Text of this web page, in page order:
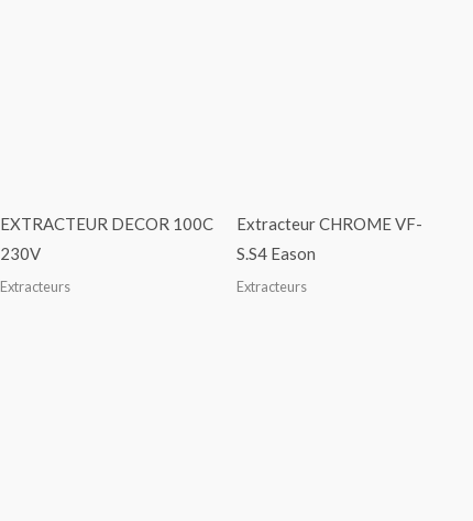
EXTRACTEUR DECOR 100C
230V
Extracteurs
Extracteur CHROME VF-
S.S4 Eason
Extracteurs